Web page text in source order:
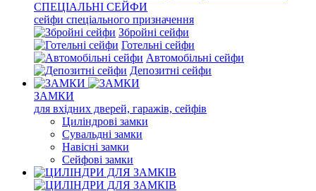
СПЕЦІАЛЬНІ СЕЙФИ
сейфи спеціального призначення
Збройні сейфи
Готельні сейфи
Автомобільні сейфи
Депозитні сейфи
ЗАМКИ
для вхідних дверей, гаражів, сейфів
Циліндрові замки
Сувальдні замки
Навісні замки
Сейфові замки